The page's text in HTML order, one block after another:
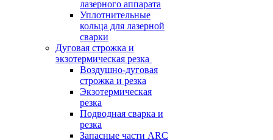
лазерного аппарата
Уплотнительные
кольца для лазерной
сварки
Дуговая строжка и
экзотермическая резка
Воздушно-дуговая
строжка и резка
Экзотермическая
резка
Подводная сварка и
резка
Запасные части ARC